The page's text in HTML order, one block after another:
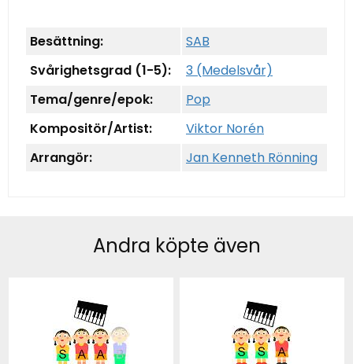
Besättning:
SAB
Svårighetsgrad (1-5):
3 (Medelsvår)
Tema/genre/epok:
Pop
Kompositör/Artist:
Viktor Norén
Arrangör:
Jan Kenneth Rönning
Andra köpte även